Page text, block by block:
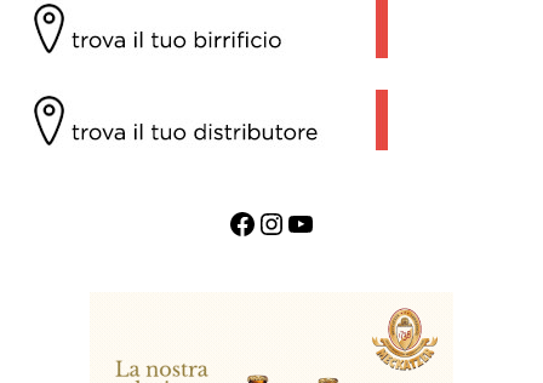
Facebook InstagramYouTube